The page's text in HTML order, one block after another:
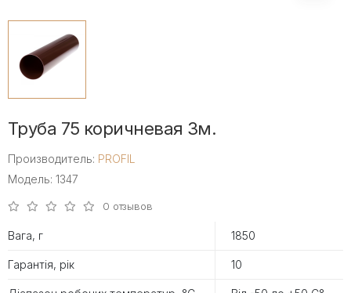
Труба 75 коричневая 3м.
Производитель: PROFIL
Модель: 1347
0 отзывов
Вага, г 1850
Гарантія, рік 10